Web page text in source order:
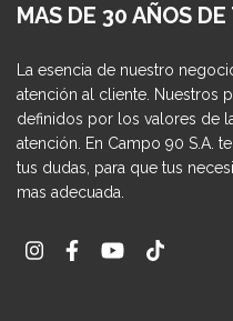
MAS DE 30 AÑOS
La esencia de nuestro
atención al cliente. Nuestros
definidos por los valores de
atención. En Campo 90 S.A.
tus dudas, para que tus
mas adecuada.